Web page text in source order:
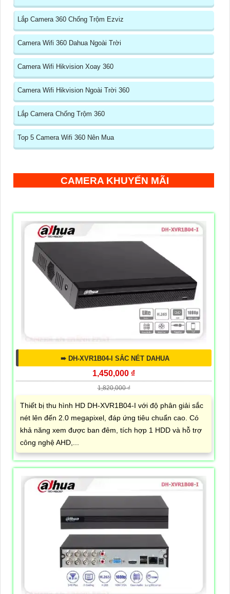
Lắp Camera 360 Chống Trộm Ezviz
Camera Wifi 360 Dahua Ngoài Trời
Camera Wifi Hikvision Xoay 360
Camera Wifi Hikvision Ngoài Trời 360
Lắp Camera Chống Trộm 360
Top 5 Camera Wifi 360 Nên Mua
CAMERA KHUYẾN MÃI
➠ DH-XVR1B04-I SẮC NÉT DAHUA
1,450,000 ₫
1,820,000 ₫
Thiết bị thu hình HD DH-XVR1B04-I với độ phân giải sắc
nét lên đến 2.0 megapixel, đáp ứng tiêu chuẩn cao. Có
khả năng xem được ban đêm, tích hợp 1 HDD và hỗ trợ
công nghệ AHD,...